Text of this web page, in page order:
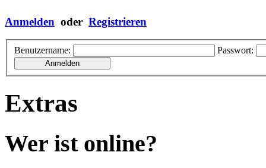
Anmelden oder Registrieren
Benutzername: Passwort:
Extras
Wer ist online?